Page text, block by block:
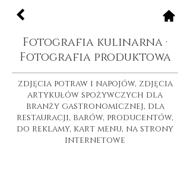
Fotografia kulinarna ·
Fotografia produktowa
zdjęcia potraw i napojów, zdjęcia
artykułów spożywczych dla
branży gastronomicznej, dla
restauracji, barów, producentów,
do reklamy, kart menu, na strony
internetowe